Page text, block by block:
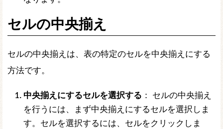
セルの中央揃え
セルの中央揃えは、表の特定のセルを中央揃えにする
方法です。
中央揃えにするセルを選択する ： セルの中央揃え
を行うには、まず中央揃えにするセルを選択しま
す。セルを選択するには、セルをクリックしま